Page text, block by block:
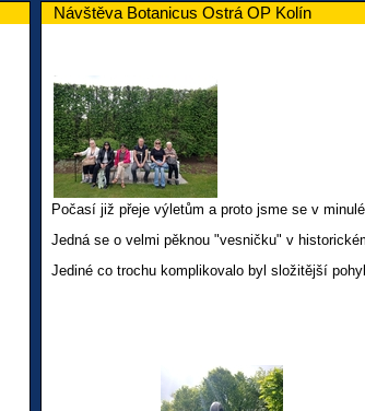
Návštěva Botanicus Ostrá OP Kolín
Počasí již přeje výletům a proto jsme se v
Jedná se o velmi pěknou "vesničku" v
Jediné co trochu komplikovalo byl složitější